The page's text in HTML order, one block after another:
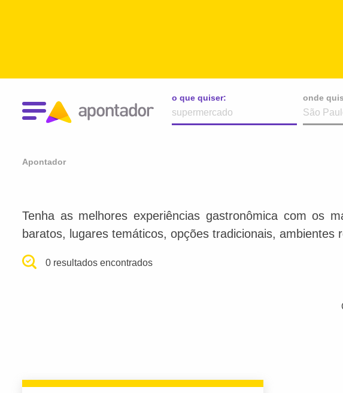
o que quiser:
onde
Apontador
Tenha as melhores experiências gastronômica com os
baratos, lugares temáticos, opções tradicionais, ambientes
0 resultados encontrados